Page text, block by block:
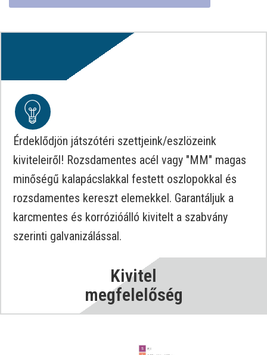
Érdeklődjön játszótéri szettjeink/eszlözeink
kiviteleiről! Rozsdamentes acél vagy "MM" magas
minőségű kalapácslakkal festett oszlopokkal és
rozsdamentes kereszt elemekkel. Garantáljuk a
karcmentes és korrózióálló kivitelt a szabvány
szerinti galvanizálással.
Kivitel
megfelelőség